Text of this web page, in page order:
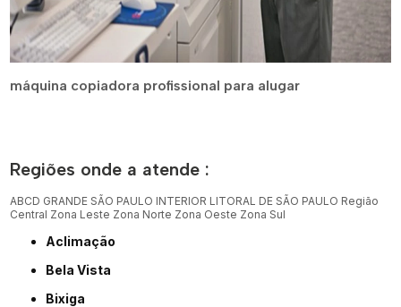
máquina copiadora profissional para alugar
Regiões onde a atende :
ABCD GRANDE SÃO PAULO INTERIOR LITORAL DE SÃO PAULO Região
Central Zona Leste Zona Norte Zona Oeste Zona Sul
Aclimação
Bela Vista
Bixiga